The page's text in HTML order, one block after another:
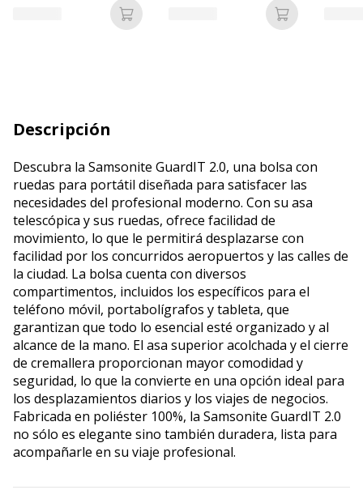
Añadir a la cesta
hojas - encuadernado:
Añadir a la
Descripción
Descubra la Samsonite GuardIT 2.0, una bolsa con
ruedas para portátil diseñada para satisfacer las
necesidades del profesional moderno. Con su asa
telescópica y sus ruedas, ofrece facilidad de
movimiento, lo que le permitirá desplazarse con
facilidad por los concurridos aeropuertos y las calles de
la ciudad. La bolsa cuenta con diversos
compartimentos, incluidos los específicos para el
teléfono móvil, portabolígrafos y tableta, que
garantizan que todo lo esencial esté organizado y al
alcance de la mano. El asa superior acolchada y el cierre
de cremallera proporcionan mayor comodidad y
seguridad, lo que la convierte en una opción ideal para
los desplazamientos diarios y los viajes de negocios.
Fabricada en poliéster 100%, la Samsonite GuardIT 2.0
no sólo es elegante sino también duradera, lista para
acompañarle en su viaje profesional.